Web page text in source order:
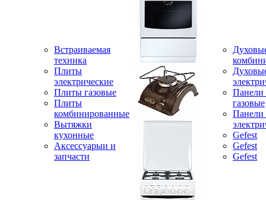
Встраиваемая
техника
Плиты
электрические
Плиты газовые
Плиты
комбинированные
Вытяжки
кухонные
Аксессуарыи и
запчасти
Панели
газовые
Панели
Gefest
Gefest
Gefest